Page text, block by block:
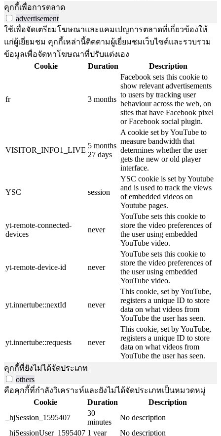
คุกกี้เพื่อการตลาด
advertisement
ใช้เพื่อจัดเตรียมโฆษณาและแคมเปญการตลาดที่เกี่ยวข้องให้
แก่ผู้เยี่ยมชม คุกกี้เหล่านี้ติดตามผู้เยี่ยมชมเว็บไซต์และรวบรวม
ข้อมูลเพื่อจัดหาโฆษณาที่ปรับแต่งเอง
Cookie
Duration Description
fr 3 months
Facebook sets this cookie to
show relevant advertisements
to users by tracking user
behaviour across the web, on
sites that have Facebook pixel
or Facebook social plugin.
VISITOR_INFO1_LIVE
5 months
27 days
A cookie set by YouTube to
measure bandwidth that
determines whether the user
gets the new or old player
interface.
YSC session
YSC cookie is set by Youtube
and is used to track the views
of embedded videos on
Youtube pages.
yt-remote-connected-
devices
never
YouTube sets this cookie to
store the video preferences of
the user using embedded
YouTube video.
yt-remote-device-id never
YouTube sets this cookie to
store the video preferences of
the user using embedded
YouTube video.
yt.innertube::nextId never
This cookie, set by YouTube,
registers a unique ID to store
data on what videos from
YouTube the user has seen.
yt.innertube::requests never
This cookie, set by YouTube,
registers a unique ID to store
data on what videos from
YouTube the user has seen.
คุกกี้ที่ยังไม่ได้จัดประเภท
others
คือคุกกี้ที่กำลังวิเคราะห์และยังไม่ได้จัดประเภทเป็นหมวดหมู่
Cookie
Duration
Description
_hjSession_1595407
30
minutes
No description
_hjSessionUser_1595407 1 year No description